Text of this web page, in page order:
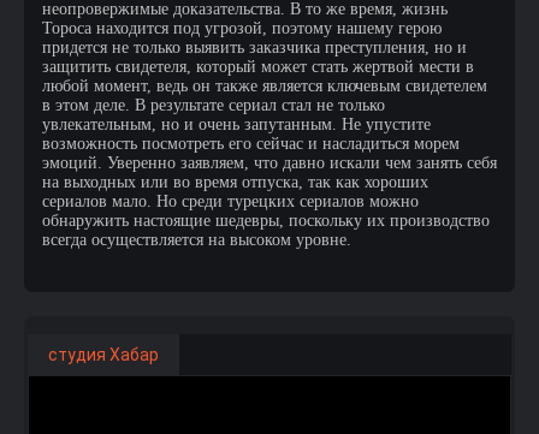
неопровержимые доказательства. В то же время, жизнь
Тороса находится под угрозой, поэтому нашему герою
придется не только выявить заказчика преступления, но и
защитить свидетеля, который может стать жертвой мести в
любой момент, ведь он также является ключевым свидетелем
в этом деле. В результате сериал стал не только
увлекательным, но и очень запутанным. Не упустите
возможность посмотреть его сейчас и насладиться морем
эмоций. Уверенно заявляем, что давно искали чем занять себя
на выходных или во время отпуска, так как хороших
сериалов мало. Но среди турецких сериалов можно
обнаружить настоящие шедевры, поскольку их производство
всегда осуществляется на высоком уровне.
студия Хабар